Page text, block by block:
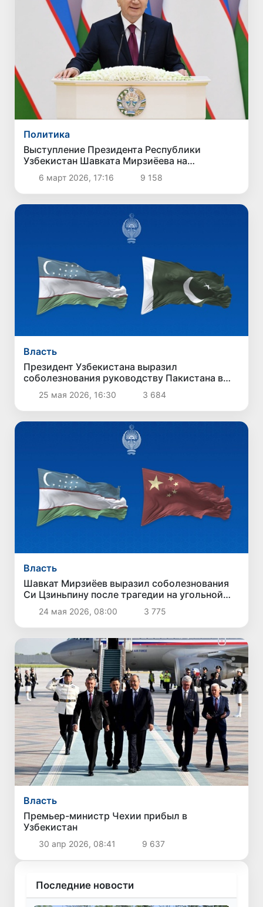
Политика
Выступление Президента Республики
Узбекистан Шавката Мирзиёева на
торжественной церемонии, посвященной
Международному женскому дню
6 март 2026, 17:16 9 158
Власть
Президент Узбекистана выразил
соболезнования руководству Пакистана в
связи с терактом в Кветте
25 мая 2026, 16:30 3 684
Власть
Шавкат Мирзиёев выразил соболезнования
Си Цзиньпину после трагедии на угольной
шахте в Китае
24 мая 2026, 08:00 3 775
Власть
Премьер-министр Чехии прибыл в
Узбекистан
30 апр 2026, 08:41 9 637
Последние новости